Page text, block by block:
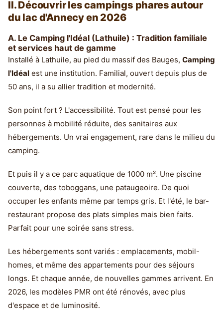
II. Découvrir les campings phares autour
du lac d'Annecy en 2026
A. Le Camping l'Idéal (Lathuile) : Tradition familiale
et services haut de gamme
Installé à Lathuile, au pied du massif des Bauges, Camping
l'Idéal est une institution. Familial, ouvert depuis plus de
50 ans, il a su allier tradition et modernité.
Son point fort ? L'accessibilité. Tout est pensé pour les
personnes à mobilité réduite, des sanitaires aux
hébergements. Un vrai engagement, rare dans le milieu du
camping.
Et puis il y a ce parc aquatique de 1000 m². Une piscine
couverte, des toboggans, une pataugeoire. De quoi
occuper les enfants même par temps gris. Et l'été, le bar-
restaurant propose des plats simples mais bien faits.
Parfait pour une soirée sans stress.
Les hébergements sont variés : emplacements, mobil-
homes, et même des appartements pour des séjours
longs. Et chaque année, de nouvelles gammes arrivent. En
2026, les modèles PMR ont été rénovés, avec plus
d'espace et de luminosité.